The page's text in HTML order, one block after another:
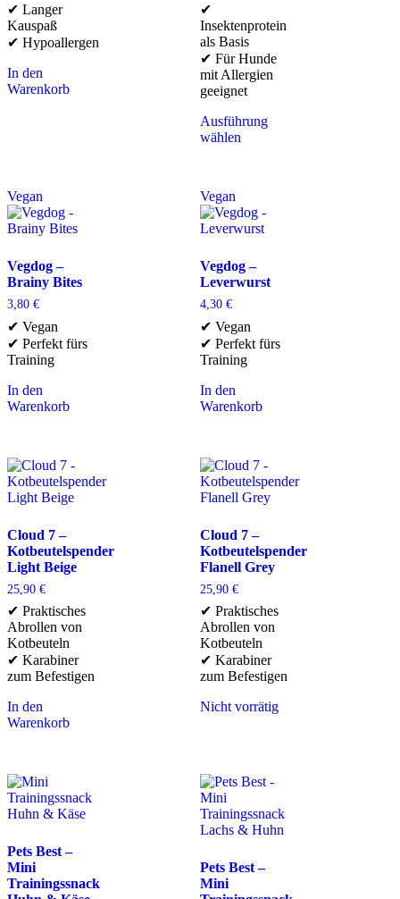
✔ Langer
Kauspaß
✔ Hypoallergen
In den
Warenkorb
✔
Insektenprotein
als Basis
✔ Für Hunde
mit Allergien
geeignet
Ausführung
wählen
Vegan
Vegdog –
Brainy Bites
3,80 €
✔ Vegan
✔ Perfekt fürs
Training
In den
Warenkorb
Vegan
Vegdog –
Leverwurst
4,30 €
✔ Vegan
✔ Perfekt fürs
Training
In den
Warenkorb
Cloud 7 –
Kotbeutelspender
Light Beige
25,90 €
✔ Praktisches
Abrollen von
Kotbeuteln
✔ Karabiner
zum Befestigen
In den
Warenkorb
Cloud 7 –
Kotbeutelspender
Flanell Grey
25,90 €
✔ Praktisches
Abrollen von
Kotbeuteln
✔ Karabiner
zum Befestigen
Nicht vorrätig
Pets Best –
Mini
Trainingssnack
Pets Best –
Mini